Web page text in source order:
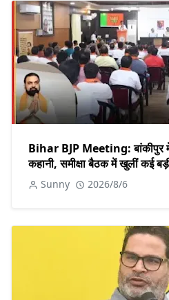
Bihar BJP Meeting: बांकीपुर
कहानी, समीक्षा बैठक में खुलीं कई
Sunny 2026/8/6